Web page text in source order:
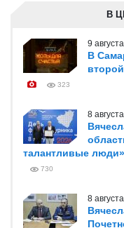
В
9
В
323
8
талантливые люди»
730
8